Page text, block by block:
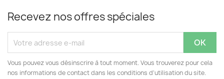
Recevez nos offres spéciales
Vous pouvez vous désinscrire à tout moment. Vous trouverez pour cela
nos informations de contact dans les conditions d'utilisation du site.